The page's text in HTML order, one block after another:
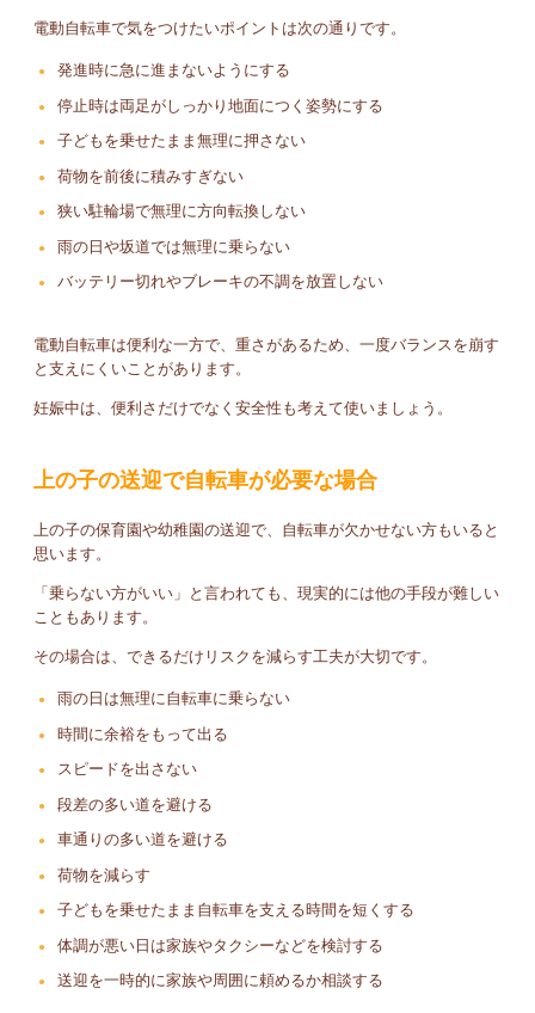
電動自転車で気をつけたいポイントは次の通りです。
発進時に急に進まないようにする
停止時は両足がしっかり地面につく姿勢にする
子どもを乗せたまま無理に押さない
荷物を前後に積みすぎない
狭い駐輪場で無理に方向転換しない
雨の日や坂道では無理に乗らない
バッテリー切れやブレーキの不調を放置しない
電動自転車は便利な一方で、重さがあるため、一度バランスを崩す
と支えにくいことがあります。
妊娠中は、便利さだけでなく安全性も考えて使いましょう。
上の子の送迎で自転車が必要な場合
上の子の保育園や幼稚園の送迎で、自転車が欠かせない方もいると
思います。
「乗らない方がいい」と言われても、現実的には他の手段が難しい
こともあります。
その場合は、できるだけリスクを減らす工夫が大切です。
雨の日は無理に自転車に乗らない
時間に余裕をもって出る
スピードを出さない
段差の多い道を避ける
車通りの多い道を避ける
荷物を減らす
子どもを乗せたまま自転車を支える時間を短くする
体調が悪い日は家族やタクシーなどを検討する
送迎を一時的に家族や周囲に頼めるか相談する